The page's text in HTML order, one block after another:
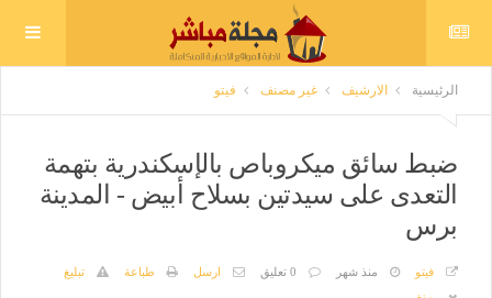
الرئيسية الارشيف غير مصنف فيتو
ضبط سائق ميكروباص بالإسكندرية بتهمة
التعدى على سيدتين بسلاح أبيض - المدينة
برس
فيتو منذ شهر 0 تعليق ارسل طباعة
تبليغ